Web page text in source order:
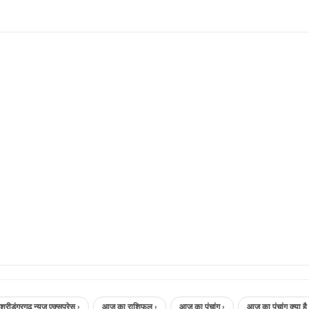
न्यूज़ एक्सप्रेस › आज का राशिफल › आज का पंचांग › आज का पंचांग क्या है ›